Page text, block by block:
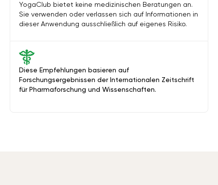
Diese Empfehlungen basieren auf
Forschungsergebnissen der Internationalen Zeitschrift
für Pharmaforschung und Wissenschaften.
YogaClub bietet keine medizinischen Beratungen an.
Sie verwenden oder verlassen sich auf Informationen in
dieser Anwendung ausschließlich auf eigenes Risiko.